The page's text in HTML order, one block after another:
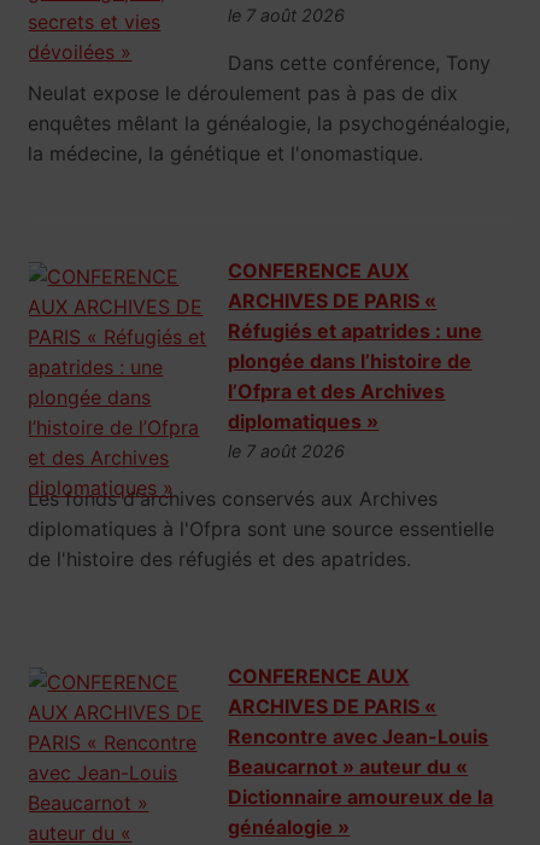
le 7 août 2026
Dans cette conférence, Tony
Neulat expose le déroulement pas à pas de dix
enquêtes mêlant la généalogie, la psychogénéalogie,
la médecine, la génétique et l'onomastique.
CONFERENCE AUX
ARCHIVES DE PARIS «
Réfugiés et apatrides : une
plongée dans l’histoire de
l’Ofpra et des Archives
diplomatiques »
le 7 août 2026
Les fonds d'archives conservés aux Archives
diplomatiques à l'Ofpra sont une source essentielle
de l'histoire des réfugiés et des apatrides.
CONFERENCE AUX
ARCHIVES DE PARIS «
Rencontre avec Jean-Louis
Beaucarnot » auteur du «
Dictionnaire amoureux de la
généalogie »